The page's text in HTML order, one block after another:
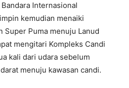
Internasional
kemudian menaiki
Puma menuju Lanud
mengitari Kompleks Candi
kali dari udara sebelum
menuju kawasan candi.